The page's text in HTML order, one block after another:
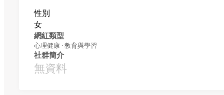
性別
女
網紅類型
心理健康 · 教育與學習
社群簡介
無資料